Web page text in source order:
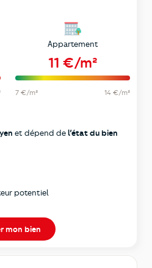
Appartement
11 €/m²
7 €/m² 14 €/m²
et dépend del’état du bien
potentiel
mon bien